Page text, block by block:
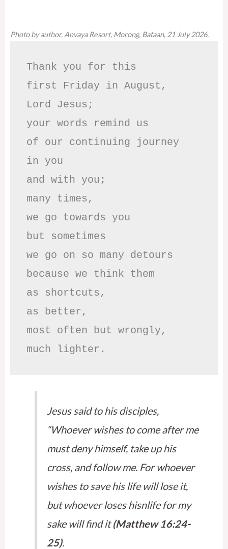
Photo by author, Anvaya Resort, Morong, Bataan, 21 July 2026.
Thank you for this
first Friday in August,
Lord Jesus;
your words remind us
of our continuing journey
in you
and with you;
many times,
we go towards you
but sometimes
we go on so many detours
because we think them
as shortcuts,
as better,
most often but wrongly,
much lighter.
Jesus said to his disciples,
“Whoever wishes to come after me
must deny himself, take up his
cross, and follow me. For whoever
wishes to save his life will lose it,
but whoever loses hisnlife for my
sake will find it(Matthew 16:24-
25).